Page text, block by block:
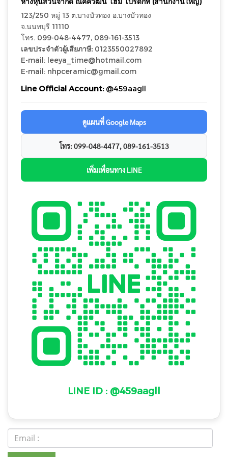
123/250 หมู่ 13 ต.บางบัวทอง อ.บางบัวทอง
จ.นนทบุรี 11110
โทร. 099-048-4477, 089-161-3513
เลขประจำตัวผู้เสียภาษี: 0123550027892
E-mail: leeya_time@hotmail.com
E-mail: nhpceramic@gmail.com
Line Official Account:@459aagll
ดูแผนที่ Google Maps
โทร: 099-048-4477, 089-161-3513
เพิ่มเพื่อนทาง LINE
LINE ID : @459aagll